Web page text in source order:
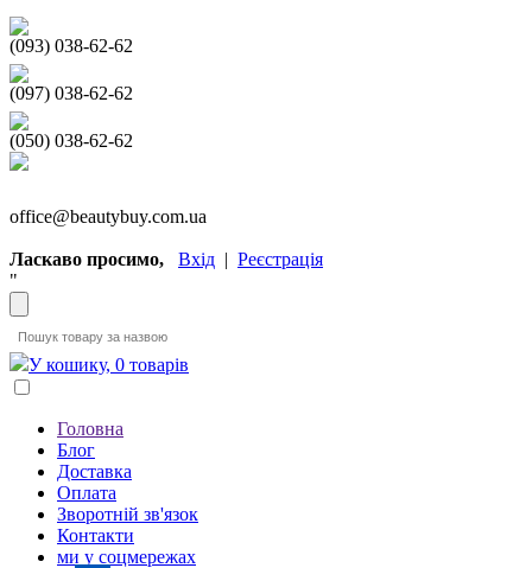
(093) 038-62-62
(097) 038-62-62
(050) 038-62-62
office@beautybuy.com.ua
Ласкаво просимо, Вхід | Реєстрація
"
У кошику, 0 товарів
Головна
Блог
Доставка
Оплата
Зворотній зв'язок
Контакти
ми у соцмережах